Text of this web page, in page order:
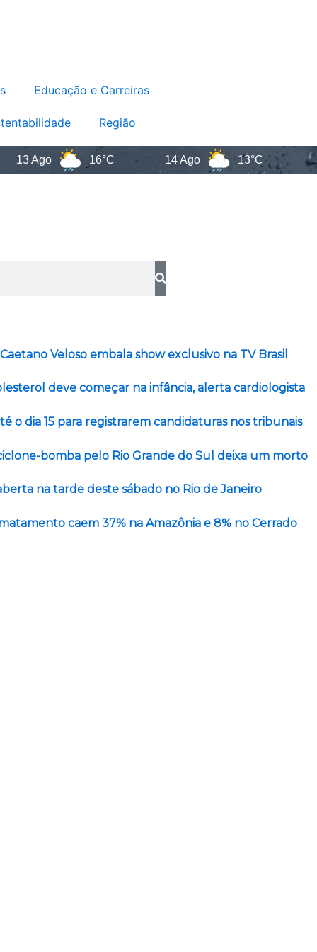
Educação e Carreiras
Região
Ago 16°C 14 Ago 13°C
Veloso embala show exclusivo na TV Brasil
deve começar na infância, alerta cardiologista
o dia 15 para registrarem candidaturas nos tribunais
bomba pelo Rio Grande do Sul deixa um morto
na tarde deste sábado no Rio de Janeiro
caem 37% na Amazônia e 8% no Cerrado